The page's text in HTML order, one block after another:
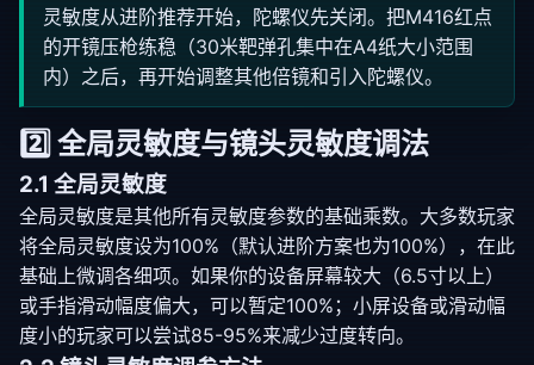
灵敏度从进阶推荐开始，陀螺仪先关闭。把M416红点
的开镜压枪练稳（30米靶弹孔集中在A4纸大小范围
内）之后，再开始调整其他倍镜和引入陀螺仪。
2️⃣ 全局灵敏度与镜头灵敏度调法
2.1 全局灵敏度
全局灵敏度是其他所有灵敏度参数的基础乘数。大多数玩家
将全局灵敏度设为100%（默认进阶方案也为100%），在此
基础上微调各细项。如果你的设备屏幕较大（6.5寸以上）
或手指滑动幅度偏大，可以暂定100%；小屏设备或滑动幅
度小的玩家可以尝试85-95%来减少过度转向。